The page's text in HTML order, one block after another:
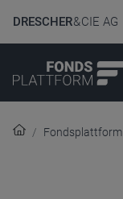
DRESCHER& CIE AG
Fondsplattform